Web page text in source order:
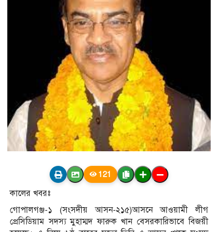
121
কালের খবরঃ
গোপালগঞ্জ-১ (সংসদীয় আসন-২১৫)আসনে আওয়ামী লীগ
প্রেসিডিয়াম সদস্য মুহাম্মদ ফারুক খান বেসরকারিভাবে বিজয়ী